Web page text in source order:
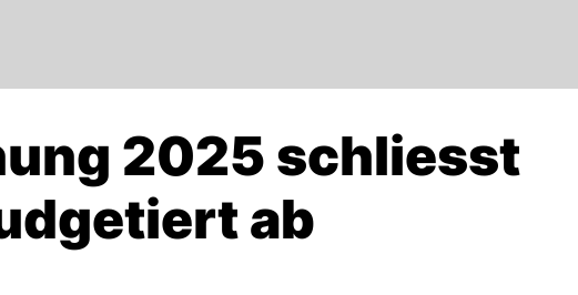
2025 schliesst
ab